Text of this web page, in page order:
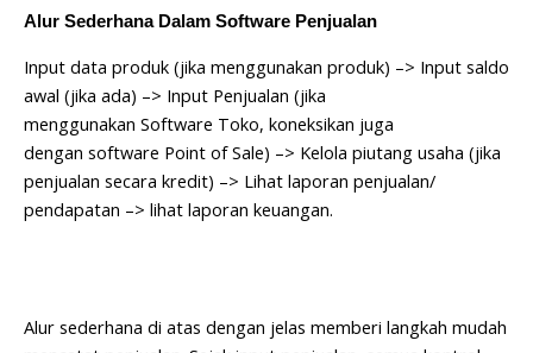
Alur Sederhana Dalam Software Penjualan
Input data produk (jika menggunakan produk) –> Input saldo
awal (jika ada) –> Input Penjualan (jika
menggunakan Software Toko, koneksikan juga
dengan software Point of Sale) –> Kelola piutang usaha (jika
penjualan secara kredit) –> Lihat laporan penjualan/
pendapatan –> lihat laporan keuangan.
Alur sederhana di atas dengan jelas memberi langkah mudah